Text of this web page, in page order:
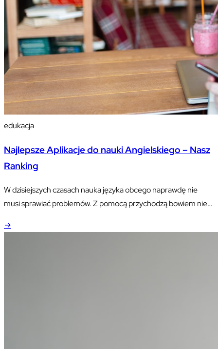
edukacja
Najlepsze Aplikacje do nauki Angielskiego – Nasz
Ranking
W dzisiejszych czasach nauka języka obcego naprawdę nie
musi sprawiać problemów. Z pomocą przychodzą bowiem nie
się poważną przeszkodą do korzystania z kursów, ale z pomocą
→